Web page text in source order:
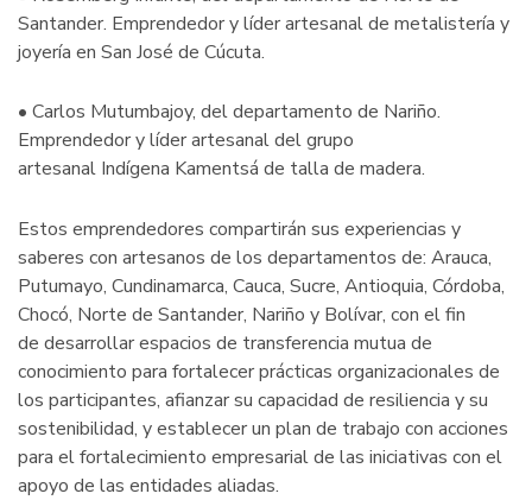
Santander. Emprendedor y líder artesanal de metalistería y
joyería en San José de Cúcuta.
• Carlos Mutumbajoy, del departamento de Nariño.
Emprendedor y líder artesanal del grupo
artesanal Indígena Kamentsá de talla de madera.
Estos emprendedores compartirán sus experiencias y
saberes con artesanos de los departamentos de: Arauca,
Putumayo, Cundinamarca, Cauca, Sucre, Antioquia, Córdoba,
Chocó, Norte de Santander, Nariño y Bolívar, con el fin
de desarrollar espacios de transferencia mutua de
conocimiento para fortalecer prácticas organizacionales de
los participantes, afianzar su capacidad de resiliencia y su
sostenibilidad, y establecer un plan de trabajo con acciones
para el fortalecimiento empresarial de las iniciativas con el
apoyo de las entidades aliadas.